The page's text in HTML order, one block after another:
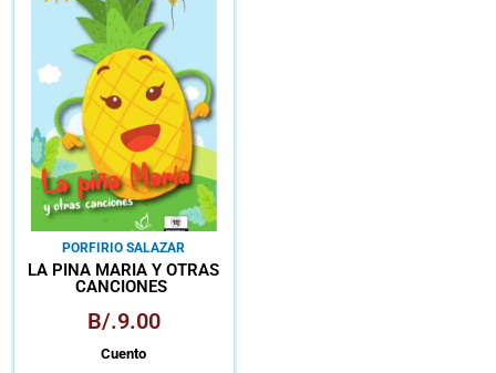
PORFIRIO SALAZAR
LA PIÑA MARÍA Y OTRAS
CANCIONES
B/.9.00
Cuento